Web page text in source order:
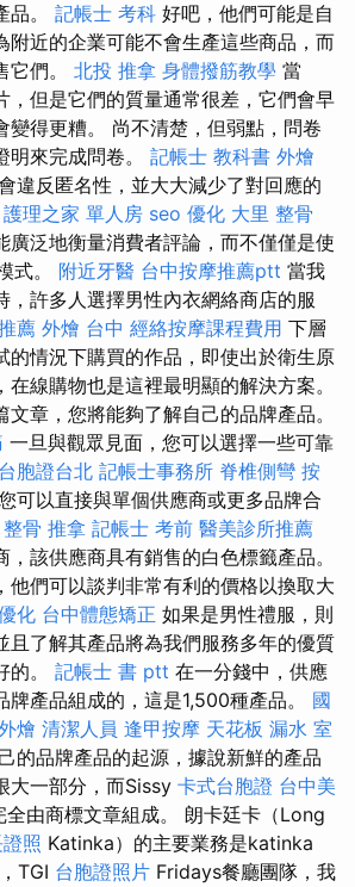
品。 記帳士 考科 好吧，他們可能是自
附近的企業可能不會生產這些商品，而
它們。 北投 推拿 身體撥筋教學 當
，但是它們的質量通常很差，它們會早
變得更糟。 尚不清楚，但弱點，問卷
明來完成問卷。 記帳士 教科書 外燴
違反匿名性，並大大減少了對回應的
護理之家 單人房 seo 優化 大里 整骨
廣泛地衡量消費者評論，而不僅僅是使
式。 附近牙醫 台中按摩推薦ptt 當我
，許多人選擇男性內衣網絡商店的服
薦 外燴 台中 經絡按摩課程費用 下層
的情況下購買的作品，即使出於衛生原
線購物也是這裡最明顯的解決方案。
章，您將能夠了解自己的品牌產品。
一旦與觀眾見面，您可以選擇一些可靠
台胞證台北 記帳士事務所 脊椎側彎 按
可以直接與單個供應商或更多品牌合
整骨 推拿 記帳士 考前 醫美診所推薦
該供應商具有銷售的白色標籤產品。
他們可以談判非常有利的價格以換取大
化 台中體態矯正 如果是男性禮服，則
且了解其產品將為我們服務多年的優質
的。 記帳士 書 ptt 在一分錢中，供應
牌產品組成的，這是1,500種產品。 國
燴 清潔人員 逢甲按摩 天花板 漏水 室
的品牌產品的起源，據說新鮮的產品
大一部分，而Sissy 卡式台胞證 台中美
全由商標文章組成。 朗卡廷卡（Long
照 Katinka）的主要業務是katinka
TGI 台胞證照片 Fridays餐廳團隊，我